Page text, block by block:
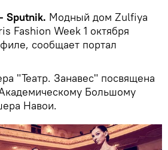
Sputnik. Модный дом Zulfiya
Fashion Week 1 октября
сообщает портал
"Театр. Занавес" посвящена
Большому
Навои.